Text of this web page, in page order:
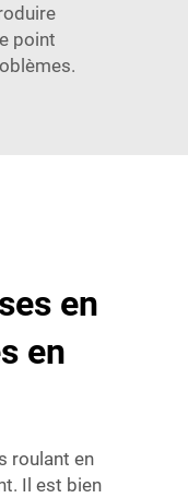
point
en
en
roulant en
Il est bien